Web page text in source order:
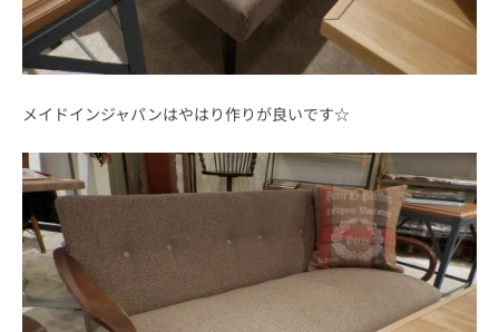
メイドインジャパンはやはり作りが良いです☆